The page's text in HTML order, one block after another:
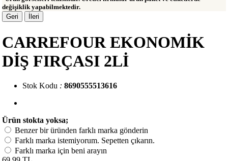
değişiklik yapabilmektedir.
Geri
İleri
CARREFOUR EKONOMİK
DİŞ FIRÇASI 2Lİ
Stok Kodu : 8690555513616
Ürün stokta yoksa;
Benzer bir üründen farklı marka gönderin
Farklı marka istemiyorum. Sepetten çıkarın.
Farklı marka için beni arayın